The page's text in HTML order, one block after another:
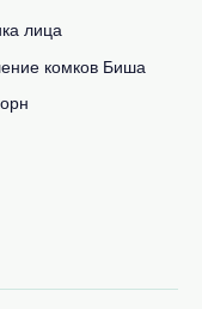
лица
комков Биша